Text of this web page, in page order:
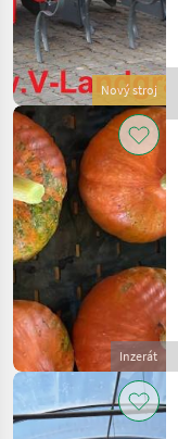
Nový stroj
Inzerát